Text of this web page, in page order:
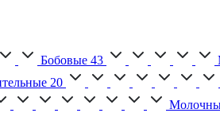
Бобовые 43
20